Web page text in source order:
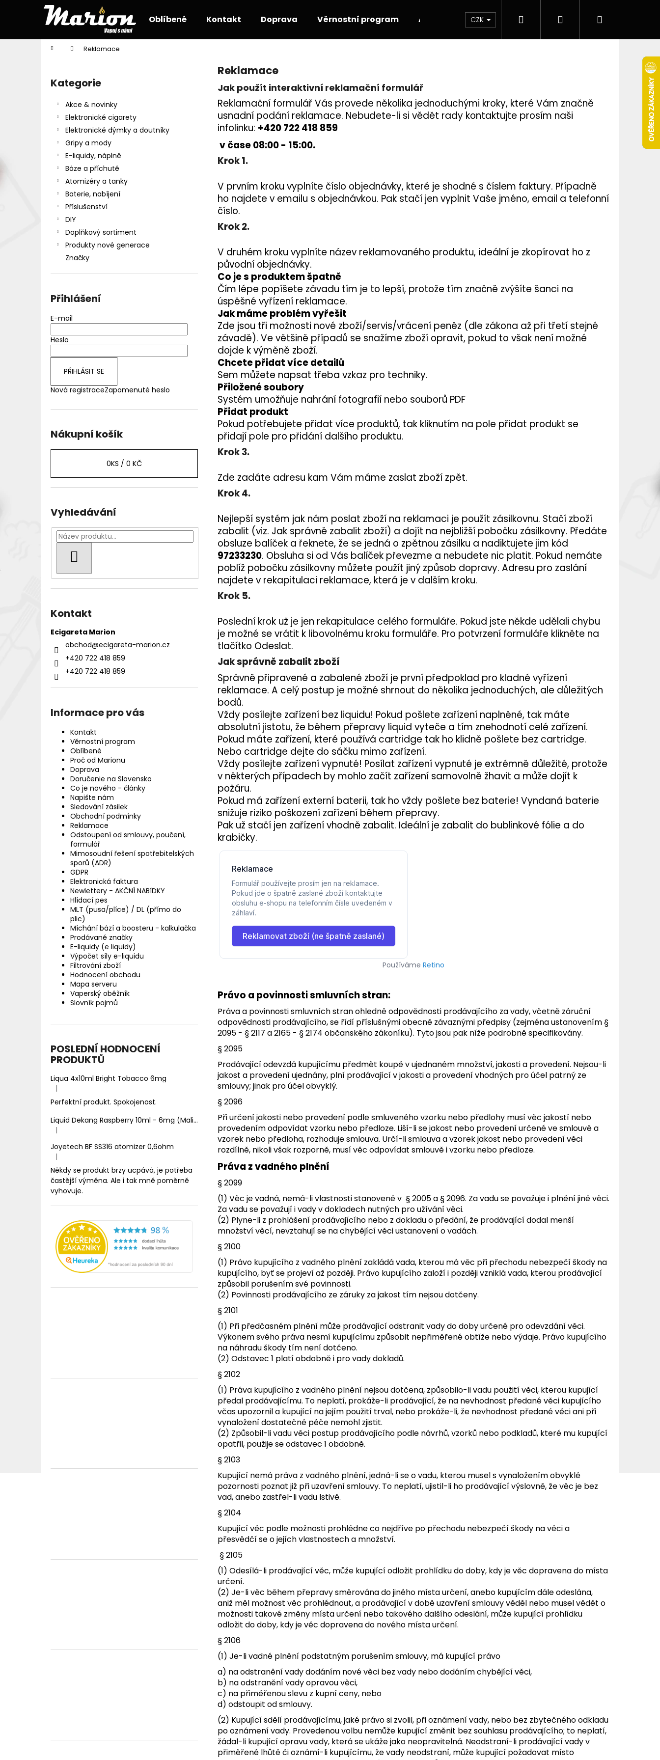
Oblíbené Kontakt Doprava Věrnostní program Akce & novinky Elektronické cigarety
CZK Přihlášení
Domů Reklamace
Přeskočit
kategorie
Kategorie
Akce & novinky
Elektronické cigarety
Elektronické dýmky a doutníky
Gripy a mody
E-liquidy, náplně
Báze a příchutě
Atomizéry a tanky
Baterie, nabíjení
Příslušenství
DIY
Doplňkový sortiment
Produkty nové generace
Značky
Přihlášení
E-mail
Heslo
PŘIHLÁSIT SE
Nová registraceZapomenuté heslo
Nákupní košík
0KS / 0 KČ
Vyhledávání
Kontakt
Ecigareta Marion
obchod@ecigareta-marion.cz
+420 722 418 859
+420 722 418 859
Informace pro vás
Kontakt
Věrnostní program
Oblíbené
Proč od Marionu
Doprava
Doručenie na Slovensko
Co je nového - články
Napište nám
Sledování zásilek
Obchodní podmínky
Reklamace
Odstoupení od smlouvy, poučení,
formulář
Mimosoudní řešení spotřebitelských
sporů (ADR)
GDPR
Elektronická faktura
Newlettery - AKČNÍ NABíDKY
Hlídací pes
MLT (pusa/plíce) / DL (přímo do
plic)
Míchání bází a boosteru - kalkulačka
Prodávané značky
E-liquidy (e liquidy)
Výpočet síly e-liquidu
Filtrování zboží
Hodnocení obchodu
Mapa serveru
Vaperský oběžník
Slovník pojmů
POSLEDNÍ HODNOCENÍ
PRODUKTŮ
Liqua 4x10ml Bright Tobacco 6mg
Hodnocení produktu je 5 z 5 hvězdiček.
|
Perfektní produkt. Spokojenost.
Liquid Dekang Raspberry 10ml - 6mg (Malina)
Hodnocení produktu je 1 z 5 hvězdiček.
|
Joyetech BF SS316 atomizer 0,6ohm
Hodnocení produktu je 5 z 5 hvězdiček.
|
Někdy se produkt brzy ucpává, je potřeba
častější výměna. Ale i tak mně poměrně
vyhovuje.
Reklamace
Jak použít interaktivní reklamační formulář
Reklamační formulář Vás provede několika jednoduchými kroky, které Vám značně
usnadní podání reklamace. Nebudete-li si vědět rady kontaktujte prosím naši
infolinku: +420 722 418 859
v čase 08:00 - 15:00.
Krok 1.
V prvním kroku vyplníte číslo objednávky, které je shodné s číslem faktury. Případně
ho najdete v emailu s objednávkou. Pak stačí jen vyplnit Vaše jméno, email a telefonní
číslo.
Krok 2.
V druhém kroku vyplníte název reklamovaného produktu, ideální je zkopírovat ho z
původní objednávky.
Co je s produktem špatně
Čím lépe popíšete závadu tím je to lepší, protože tím značně zvýšíte šanci na
úspěšné vyřízení reklamace.
Jak máme problém vyřešit
Zde jsou tři možnosti nové zboží/servis/vrácení peněz (dle zákona až při třetí stejné
závadě). Ve většině případů se snažíme zboží opravit, pokud to však není možné
dojde k výměně zboží.
Chcete přidat více detailů
Sem můžete napsat třeba vzkaz pro techniky.
Přiložené soubory
Systém umožňuje nahrání fotografií nebo souborů PDF
Přidat produkt
Pokud potřebujete přidat více produktů, tak kliknutím na pole přidat produkt se
přidají pole pro přidání dalšího produktu.
Krok 3.
Zde zadáte adresu kam Vám máme zaslat zboží zpět.
Krok 4.
Nejlepší systém jak nám poslat zboží na reklamaci je použít zásilkovnu. Stačí zboží
zabalit (viz. Jak správně zabalit zboží) a dojít na nejbližší pobočku zásilkovny. Předáte
obsluze balíček a řeknete, že se jedná o zpětnou zásilku a nadiktujete jim kód
97233230. Obsluha si od Vás balíček převezme a nebudete nic platit. Pokud nemáte
poblíž pobočku zásilkovny můžete použít jiný způsob dopravy. Adresu pro zaslání
najdete v rekapitulaci reklamace, která je v dalším kroku.
Krok 5.
Poslední krok už je jen rekapitulace celého formuláře. Pokud jste někde udělali chybu
je možné se vrátit k libovolnému kroku formuláře. Pro potvrzení formuláře klikněte na
tlačítko Odeslat.
Jak správně zabalit zboží
Správně připravené a zabalené zboží je první předpoklad pro kladné vyřízení
reklamace. A celý postup je možné shrnout do několika jednoduchých, ale důležitých
bodů.
Vždy posílejte zařízení bez liquidu! Pokud pošlete zařízení naplněné, tak máte
absolutní jistotu, že během přepravy liquid vyteče a tím znehodnotí celé zařízení.
Pokud máte zařízení, které používá cartridge tak ho klidně pošlete bez cartridge.
Nebo cartridge dejte do sáčku mimo zařízení.
Vždy posílejte zařízení vypnuté! Posílat zařízení vypnuté je extrémně důležité, protože
v některých případech by mohlo začít zařízení samovolně žhavit a může dojít k
požáru.
Pokud má zařízení externí baterii, tak ho vždy pošlete bez baterie! Vyndaná baterie
snižuje riziko poškození zařízení během přepravy.
Pak už stačí jen zařízení vhodně zabalit. Ideální je zabalit do bublinkové fólie a do
krabičky.
Používáme Retino
Právo a povinnosti smluvních stran:
Práva a povinnosti smluvních stran ohledně odpovědnosti prodávajícího za vady, včetně záruční
odpovědnosti prodávajícího, se řídí příslušnými obecně závaznými předpisy (zejména ustanovením §
2095 - § 2117 a 2165 - § 2174 občanského zákoníku). Tyto jsou pak níže podrobně specifikovány.
§ 2095
Prodávající odevzdá kupujícímu předmět koupě v ujednaném množství, jakosti a provedení. Nejsou-li
jakost a provedení ujednány, plní prodávající v jakosti a provedení vhodných pro účel patrný ze
smlouvy; jinak pro účel obvyklý.
§ 2096
Při určení jakosti nebo provedení podle smluveného vzorku nebo předlohy musí věc jakostí nebo
provedením odpovídat vzorku nebo předloze. Liší-li se jakost nebo provedení určené ve smlouvě a
vzorek nebo předloha, rozhoduje smlouva. Určí-li smlouva a vzorek jakost nebo provedení věci
rozdílně, nikoli však rozporně, musí věc odpovídat smlouvě i vzorku nebo předloze.
Práva z vadného plnění
§ 2099
(1) Věc je vadná, nemá-li vlastnosti stanovené v § 2005 a § 2096. Za vadu se považuje i plnění jiné věci.
Za vadu se považují i vady v dokladech nutných pro užívání věci.
(2) Plyne-li z prohlášení prodávajícího nebo z dokladu o předání, že prodávající dodal menší
množství věcí, nevztahují se na chybějící věci ustanovení o vadách.
§ 2100
(1) Právo kupujícího z vadného plnění zakládá vada, kterou má věc při přechodu nebezpečí škody na
kupujícího, byť se projeví až později. Právo kupujícího založí i později vzniklá vada, kterou prodávající
způsobil porušením své povinnosti.
(2) Povinnosti prodávajícího ze záruky za jakost tím nejsou dotčeny.
§ 2101
(1) Při předčasném plnění může prodávající odstranit vady do doby určené pro odevzdání věci.
Výkonem svého práva nesmí kupujícímu způsobit nepřiměřené obtíže nebo výdaje. Právo kupujícího
na náhradu škody tím není dotčeno.
(2) Odstavec 1 platí obdobně i pro vady dokladů.
§ 2102
(1) Práva kupujícího z vadného plnění nejsou dotčena, způsobilo-li vadu použití věci, kterou kupující
předal prodávajícímu. To neplatí, prokáže-li prodávající, že na nevhodnost předané věci kupujícího
včas upozornil a kupující na jejím použití trval, nebo prokáže-li, že nevhodnost předané věci ani při
vynaložení dostatečné péče nemohl zjistit.
(2) Způsobil-li vadu věci postup prodávajícího podle návrhů, vzorků nebo podkladů, které mu kupující
opatřil, použije se odstavec 1 obdobně.
§ 2103
Kupující nemá práva z vadného plnění, jedná-li se o vadu, kterou musel s vynaložením obvyklé
pozornosti poznat již při uzavření smlouvy. To neplatí, ujistil-li ho prodávající výslovně, že věc je bez
vad, anebo zastřel-li vadu lstivě.
§ 2104
Kupující věc podle možnosti prohlédne co nejdříve po přechodu nebezpečí škody na věci a
přesvědčí se o jejích vlastnostech a množství.
§ 2105
(1) Odesílá-li prodávající věc, může kupující odložit prohlídku do doby, kdy je věc dopravena do místa
určení.
(2) Je-li věc během přepravy směrována do jiného místa určení, anebo kupujícím dále odeslána,
aniž měl možnost věc prohlédnout, a prodávající v době uzavření smlouvy věděl nebo musel vědět o
možnosti takové změny místa určení nebo takového dalšího odeslání, může kupující prohlídku
odložit do doby, kdy je věc dopravena do nového místa určení.
§ 2106
(1) Je-li vadné plnění podstatným porušením smlouvy, má kupující právo
a) na odstranění vady dodáním nové věci bez vady nebo dodáním chybějící věci,
b) na odstranění vady opravou věci,
c) na přiměřenou slevu z kupní ceny, nebo
d) odstoupit od smlouvy.
(2) Kupující sdělí prodávajícímu, jaké právo si zvolil, při oznámení vady, nebo bez zbytečného odkladu
po oznámení vady. Provedenou volbu nemůže kupující změnit bez souhlasu prodávajícího; to neplatí,
žádal-li kupující opravu vady, která se ukáže jako neopravitelná. Neodstraní-li prodávající vady v
přiměřené lhůtě či oznámí-li kupujícímu, že vady neodstraní, může kupující požadovat místo
í
Zpět
do
Zpět
do
HLEDAT
Doporučujeme
Následující
DEKANG DESERT SHIP 10ML 18MG
155 Kč
Původně: 195 Kč
DEKANG DESERT SHIP 10ML 11MG
Původně:649 Kč